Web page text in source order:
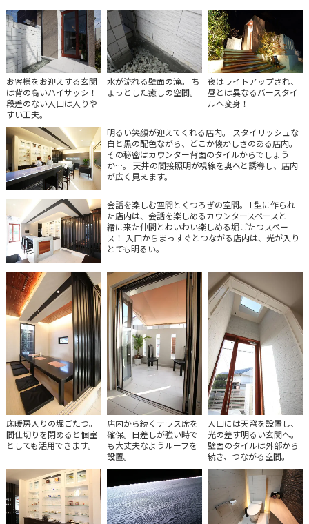
お客様をお迎えする玄関
は背の高いハイサッシ！
段差のない入口は入りや
すい工夫。
水が流れる壁面の滝。 ち
ょっとした癒しの空間。
夜はライトアップされ、
昼とは異なるバースタイ
ルへ変身！
明るい笑顔が迎えてくれる店内。 スタイリッシュな
白と黒の配色ながら、どこか懐かしさのある店内。
その秘密はカウンター背面のタイルからでしょう
か…。 天井の間接照明が視線を奥へと誘導し、店内
が広く見えます。
会話を楽しむ空間とくつろぎの空間。 L型に作られ
た店内は、会話を楽しめるカウンタースペースと一
緒に来た仲間とわいわい楽しめる堀ごたつスペー
ス！ 入口からまっすぐとつながる店内は、光が入り
とても明るい。
床暖房入りの堀ごたつ。
間仕切りを閉めると個室
としても活用できます。
店内から続くテラス席を
確保。日差しが強い時で
も大丈夫なようルーフを
設置。
入口には天窓を設置し、
光の差す明るい玄関へ。
壁面のタイルは外部から
続き、つながる空間。